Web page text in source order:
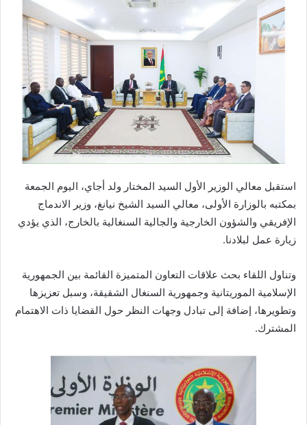
استقبل معالي الوزير الأول السيد المختار ولد أجاي، اليوم الجمعة
بمكتبه بالوزارة الأولى، معالي السيد الشيخ نيانغ، وزير الاندماج
الإفريقي والشؤون الخارجية والجالية السنغالية بالخارج، الذي يؤدي
زيارة عمل لبلادنا.
وتناول اللقاء بحث علاقات التعاون المتميزة القائمة بين الجمهورية
الإسلامية الموريتانية وجمهورية السنغال الشقيقة، وسبل تعزيزها
وتطويرها، إضافة إلى تبادل وجهات النظر حول القضايا ذات الاهتمام
المشترك.